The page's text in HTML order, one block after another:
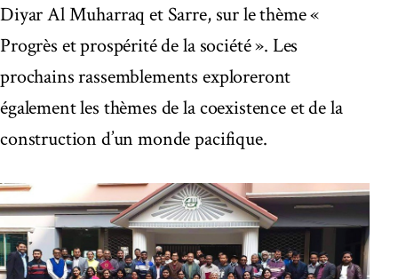
Diyar Al Muharraq et Sarre, sur le thème «
Progrès et prospérité de la société ». Les
prochains rassemblements exploreront
également les thèmes de la coexistence et de la
construction d’un monde pacifique.